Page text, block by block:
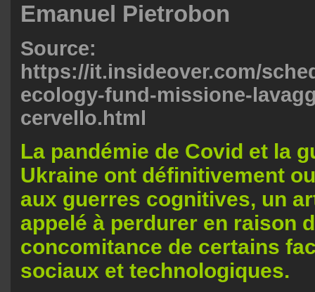
Emanuel Pietrobon
Source:
https://it.insideover.com/
ecology-fund-missione-
cervello.html
La pandémie de Covid et la
Ukraine ont définitivement
aux guerres cognitives, un
appelé à perdurer en raison
concomitance de certains
sociaux et technologiques.